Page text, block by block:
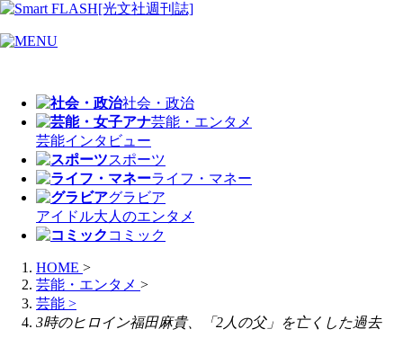
社会・政治
芸能・エンタメ
芸能インタビュー
スポーツ
ライフ・マネー
グラビア
アイドル大人のエンタメ
コミック
HOME >
芸能・エンタメ >
芸能 >
3時のヒロイン福田麻貴、「2人の父」を亡くした過去